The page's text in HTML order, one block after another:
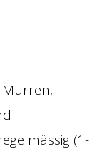
(1-